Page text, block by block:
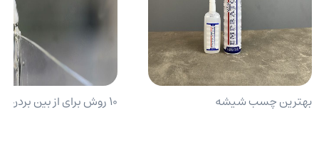
بهترین چسب شیشه 10 روش برای از بین بردن چسب 123